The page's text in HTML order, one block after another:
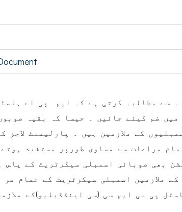
ہ سے مطالبہ کرتی ہے کہ ایم پی اے
میں ضم کیئے جائیں ۔ جیسا کہ بقیہ
کے ملازمین ہیں ۔ پارلیمنٹ لاجز
مراعات سے مساوی طورپر مستفید
بھی صوبائی اسمبلی سیکرٹریٹ کے پاس
ملازمین اسمبلی سیکرٹریٹ کے تمام
پی بی ایم سی (سی اینڈڈبلیو)کے